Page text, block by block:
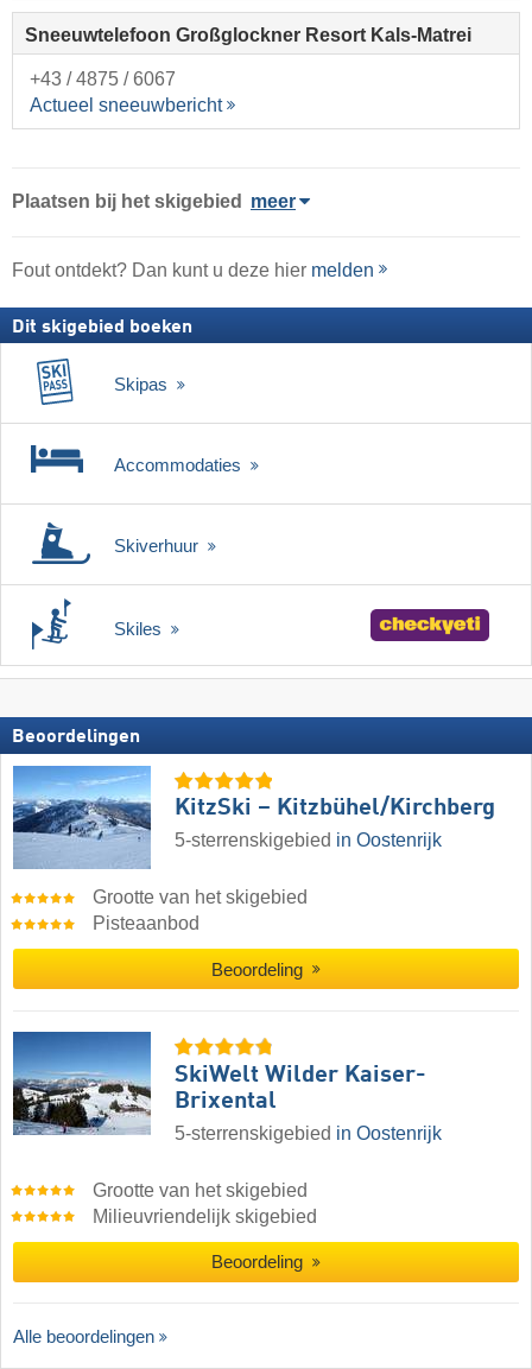
Sneeuwtelefoon Großglockner Resort Kals-Matrei
+43 / 4875 / 6067
Actueel sneeuwbericht
Plaatsen bij het skigebied meer
Fout ontdekt? Dan kunt u deze hier melden
Dit skigebied boeken
Skipas
Accommodaties
Skiverhuur
Skiles
Beoordelingen
KitzSki – Kitzbühel/​Kirchberg
5-sterrenskigebied in Oostenrijk
Grootte van het skigebied
Pisteaanbod
Beoordeling
SkiWelt Wilder Kaiser-
Brixental
5-sterrenskigebied in Oostenrijk
Grootte van het skigebied
Milieuvriendelijk skigebied
Beoordeling
Alle beoordelingen